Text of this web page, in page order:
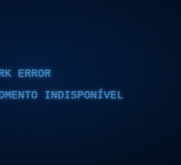
ERROR
INDISPONÍVEL